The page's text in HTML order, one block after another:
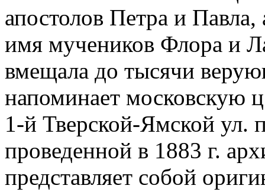
апостолов Петра и Павла,
имя мучеников Флора и
вмещала до тысячи
напоминает московскую
1-й Тверской-Ямской ул.
проведенной в 1883 г.
представляет собой